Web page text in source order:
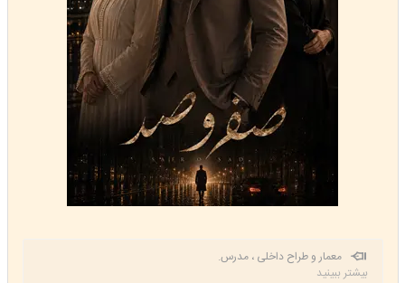
معمار و طراح داخلی ، مدرس.
بیشتر ببینید